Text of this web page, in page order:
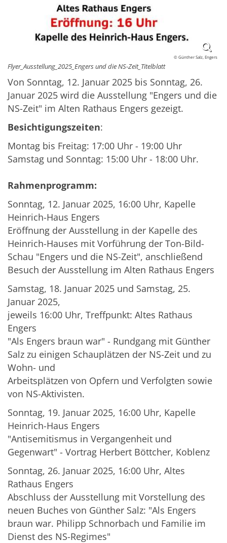
© Günther Salz, Engers
Flyer_Ausstellung_2025_Engers und die NS-Zeit_Titelblatt
Von Sonntag, 12. Januar 2025 bis Sonntag, 26.
Januar 2025 wird die Ausstellung "Engers und die
NS-Zeit" im Alten Rathaus Engers gezeigt.
Besichtigungszeiten:
Montag bis Freitag: 17:00 Uhr - 19:00 Uhr
Samstag und Sonntag: 15:00 Uhr - 18:00 Uhr.
Rahmenprogramm:
Sonntag, 12. Januar 2025, 16:00 Uhr, Kapelle
Heinrich-Haus Engers
Eröffnung der Ausstellung in der Kapelle des
Heinrich-Hauses mit Vorführung der Ton-Bild-
Schau "Engers und die NS-Zeit", anschließend
Besuch der Ausstellung im Alten Rathaus Engers
Samstag, 18. Januar 2025 und Samstag, 25.
Januar 2025,
jeweils 16:00 Uhr, Treffpunkt: Altes Rathaus
Engers
"Als Engers braun war" - Rundgang mit Günther
Salz zu einigen Schauplätzen der NS-Zeit und zu
Wohn- und
Arbeitsplätzen von Opfern und Verfolgten sowie
von NS-Aktivisten.
Sonntag, 19. Januar 2025, 16:00 Uhr, Kapelle
Heinrich-Haus Engers
"Antisemitismus in Vergangenheit und
Gegenwart" - Vortrag Herbert Böttcher, Koblenz
Sonntag, 26. Januar 2025, 16:00 Uhr, Altes
Rathaus Engers
Abschluss der Ausstellung mit Vorstellung des
neuen Buches von Günther Salz: "Als Engers
braun war. Philipp Schnorbach und Familie im
Dienst des NS-Regimes"